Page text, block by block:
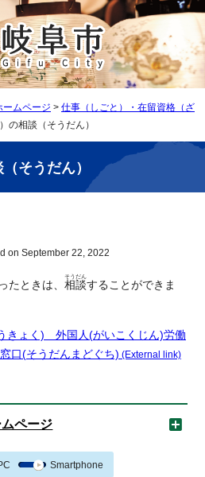
ームページ > 仕事（しごと）・在留資格（ざ
の相談（そうだん）
そうだん）
on September 22, 2022
ったときは、 相談
そうだん
することができま
きょく) 外国人(がいこくじん)労働
口(そうだんまどぐち) (External link)
ページ
Smartphone